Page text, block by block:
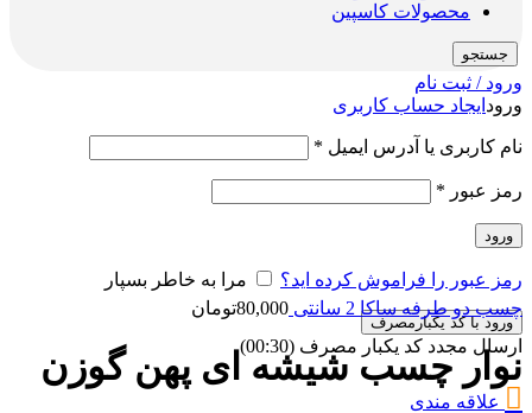
محصولات کاسپین
جستجو
ورود / ثبت نام
ورود ایجاد حساب کاربری
نام کاربری یا آدرس ایمیل *
رمز عبور *
ورود
رمز عبور را فراموش کرده اید؟ مرا به خاطر بسپار
ورود با کد یکبارمصرف
ارسال مجدد کد یکبار مصرف (00:
30
)
علاقه مندی
چسب دو طرفه ساکا 2 سانتی 80,000تومان
نوار چسب شیشه ای پهن گوزن